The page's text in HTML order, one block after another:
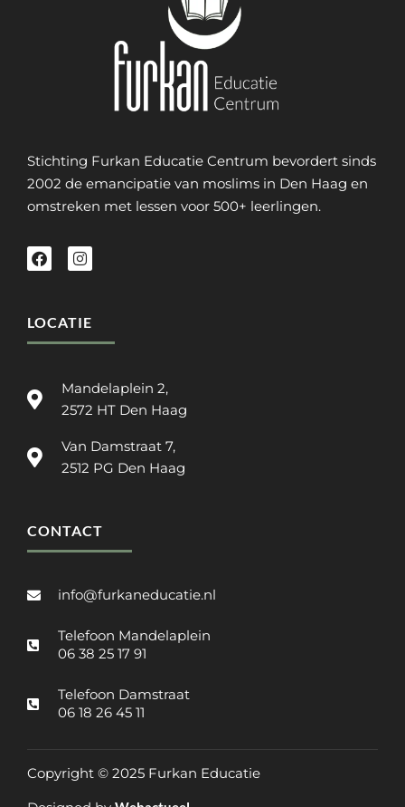
Stichting Furkan Educatie Centrum bevordert sinds
2002 de emancipatie van moslims in Den Haag en
omstreken met lessen voor 500+ leerlingen.
LOCATIE
Mandelaplein 2,
2572 HT Den Haag
Van Damstraat 7,
2512 PG Den Haag
CONTACT
info@furkaneducatie.nl
Telefoon Mandelaplein
06 38 25 17 91
Telefoon Damstraat
06 18 26 45 11
Copyright © 2025 Furkan Educatie